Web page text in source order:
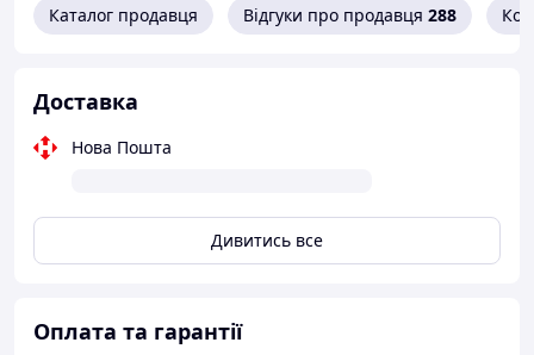
Каталог продавця Відгуки про продавця 288
Доставка
Нова Пошта
Дивитись все
Оплата та гарантії